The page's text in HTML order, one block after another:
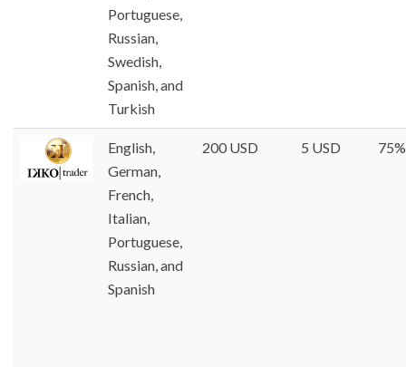
Portuguese,
Russian,
Swedish,
Spanish, and
Turkish
English,
German,
French,
Italian,
Portuguese,
Russian, and
Spanish
200 USD 5 USD 75%